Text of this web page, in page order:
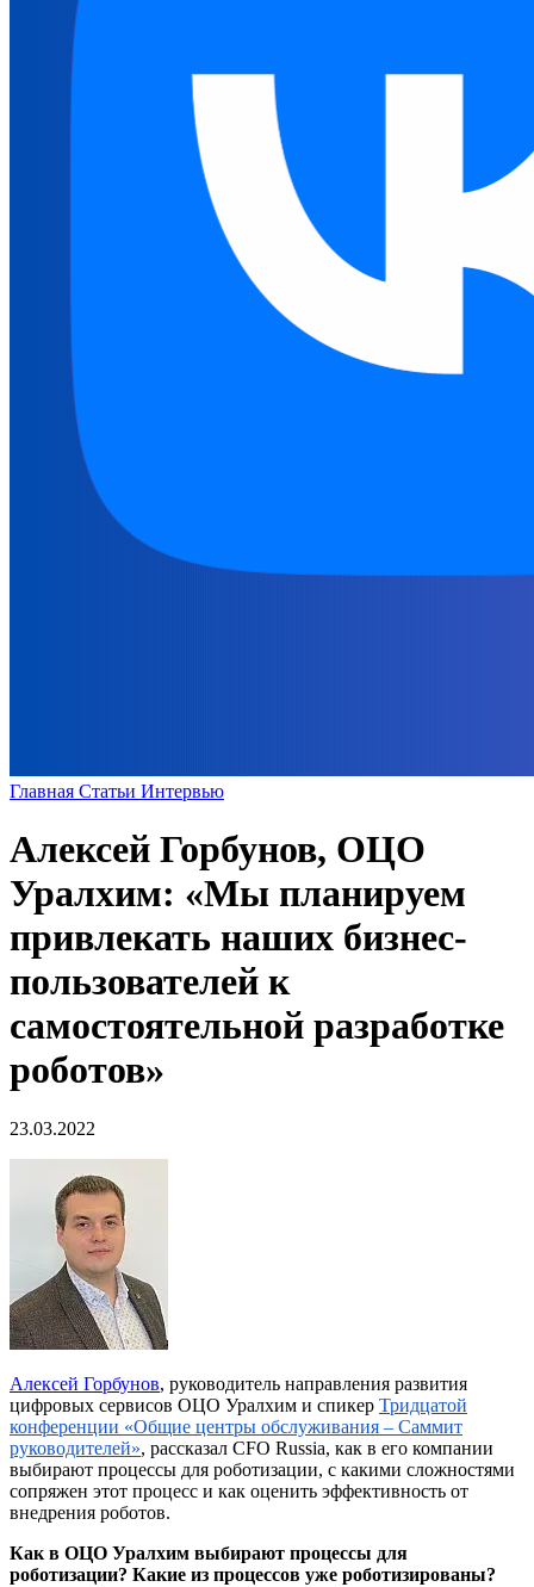
Главная Статьи Интервью
Алексей Горбунов, ОЦО
Уралхим: «Мы планируем
привлекать наших бизнес-
пользователей к
самостоятельной разработке
роботов»
23.03.2022
Алексей Горбунов, руководитель направления развития
цифровых сервисов ОЦО Уралхим и спикер Тридцатой
конференции «Общие центры обслуживания – Саммит
руководителей», рассказал CFO Russia, как в его компании
выбирают процессы для роботизации, с какими сложностями
сопряжен этот процесс и как оценить эффективность от
внедрения роботов.
Как в ОЦО Уралхим выбирают процессы для
роботизации? Какие из процессов уже роботизированы?